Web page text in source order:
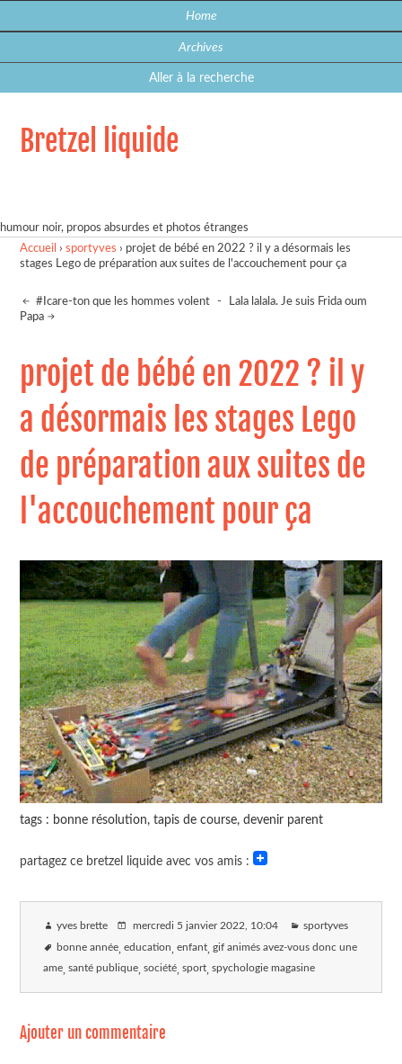
Home
Archives
Aller à la recherche
Bretzel liquide
humour noir, propos absurdes et photos étranges
Accueil ›sportyves › projet de bébé en 2022 ? il y a désormais les
stages Lego de préparation aux suites de l'accouchement pour ça
#Icare-ton que les hommes volent -
Lala lalala. Je suis Frida oum
Papa
projet de bébé en 2022 ? il y
a désormais les stages Lego
de préparation aux suites de
l'accouchement pour ça
tags : bonne résolution, tapis de course, devenir parent
partagez ce bretzel liquide avec vos amis :
yves brette mercredi 5 janvier 2022 , 10:04 sportyves
bonne année education enfant gif animés avez-vous donc une
ame santé publique société sport spychologie magasine
Ajouter un commentaire